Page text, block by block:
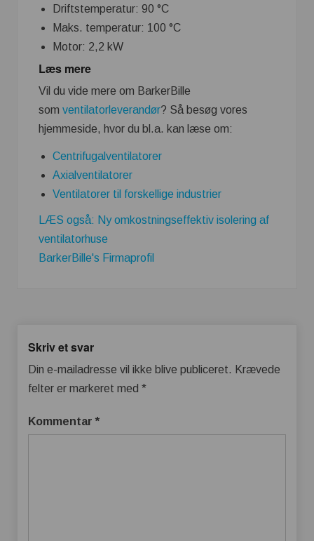
Driftstemperatur: 90 °C
Maks. temperatur: 100 °C
Motor: 2,2 kW
Læs mere
Vil du vide mere om BarkerBille
som ventilatorleverandør? Så besøg vores
hjemmeside, hvor du bl.a. kan læse om:
Centrifugalventilatorer
Axialventilatorer
Ventilatorer til forskellige industrier
LÆS også: Ny omkostningseffektiv isolering af
ventilatorhuse
BarkerBille's Firmaprofil
Skriv et svar
Din e-mailadresse vil ikke blive publiceret. Krævede
felter er markeret med *
Kommentar *